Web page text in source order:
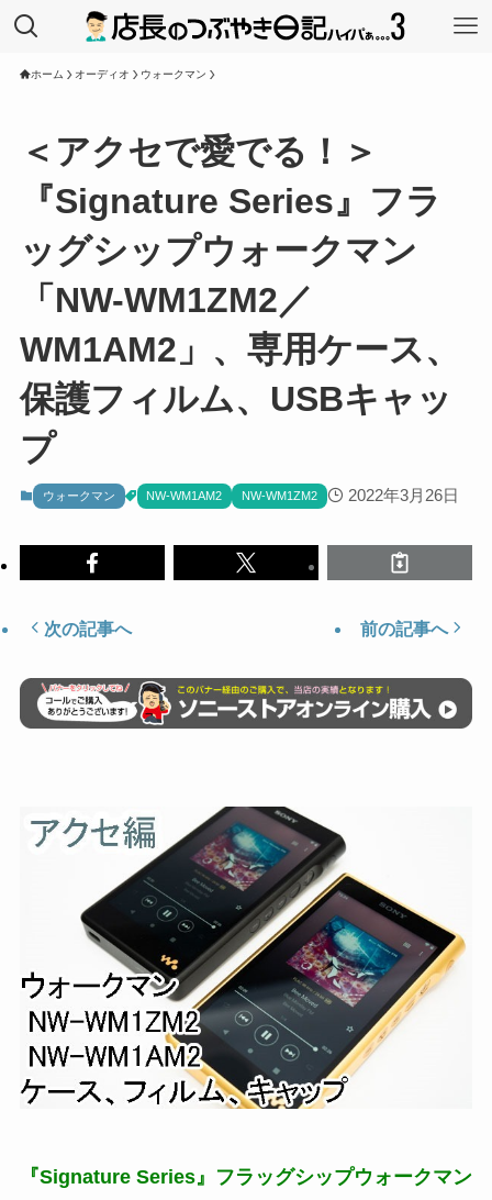
ホーム オーディオ ウォークマン
＜アクセで愛でる！＞
『Signature Series』フラ
ッグシップウォークマン
「NW-WM1ZM2／
WM1AM2」、専用ケース、
保護フィルム、USBキャッ
プ
ウォークマン NW-WM1AM2 NW-WM1ZM2 2022年3月26日
次の記事へ 前の記事へ
『Signature Series』フラッグシップウォークマン